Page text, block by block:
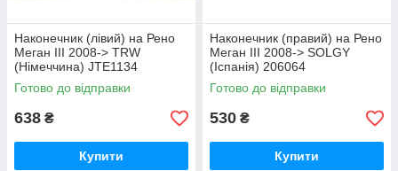
Наконечник (лівий) на Рено
Меган III 2008-> TRW
(Німеччина) JTE1134
Готово до відправки
638 ₴
Купити
Наконечник (правий) на Рено
Меган III 2008-> SOLGY
(Іспанія) 206064
Готово до відправки
530 ₴
Купити